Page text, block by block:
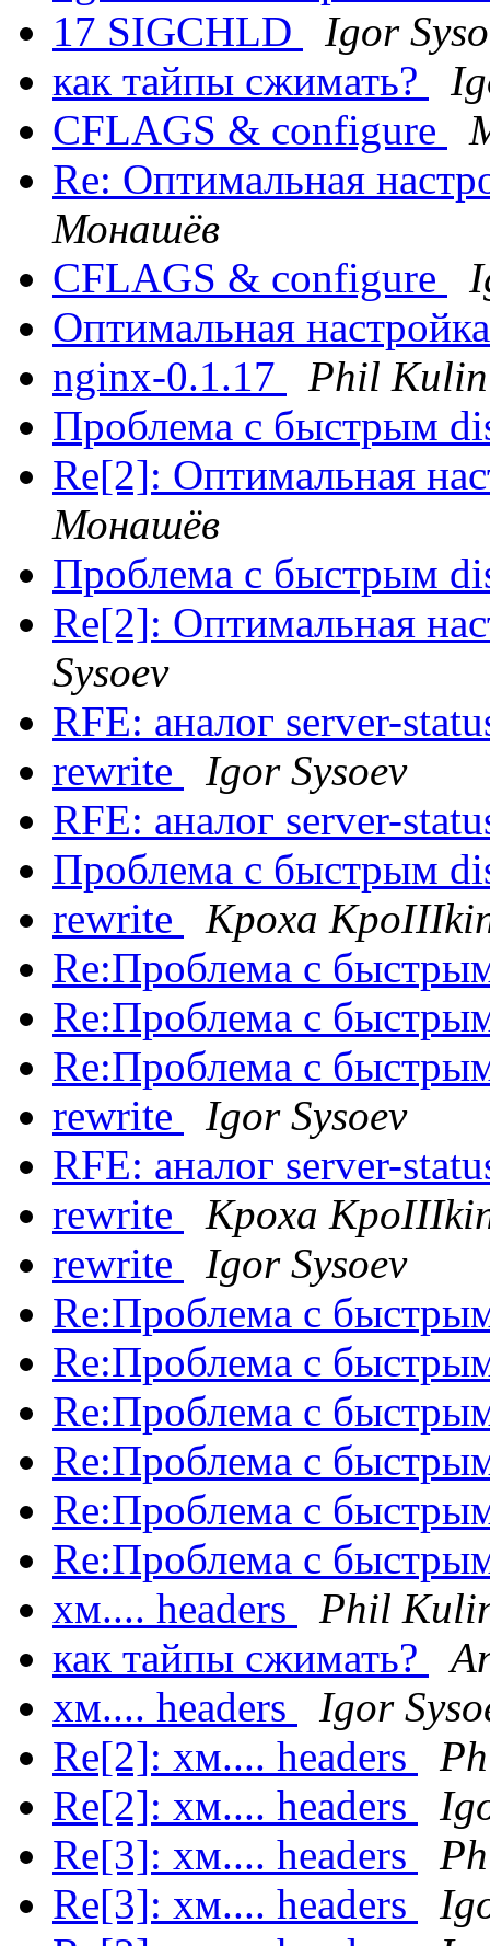
17 SIGCHLD
Igor
как тайпы сжимать?
CFLAGS & configure
Re: Оптимальная
Монашёв
CFLAGS & configure
Оптимальная
nginx-0.1.17
Phil Kulin
Проблема с быстрым
Re[2]: Оптимальная
Монашёв
Проблема с быстрым
Re[2]: Оптимальная
Sysoev
RFE: аналог server-
rewrite
Igor Sysoev
RFE: аналог server-
Проблема с быстрым
rewrite
Kpoxa
Re:Проблема с
Re:Проблема с
Re:Проблема с
rewrite
Igor Sysoev
RFE: аналог server-
rewrite
Kpoxa
rewrite
Igor Sysoev
Re:Проблема с
Re:Проблема с
Re:Проблема с
Re:Проблема с
Re:Проблема с
Re:Проблема с
хм.... headers
Phil
как тайпы сжимать?
хм.... headers
Igor
Re[2]: хм.... headers
Re[2]: хм.... headers
Re[3]: хм.... headers
Re[3]: хм.... headers